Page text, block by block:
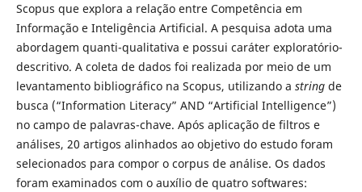
Scopus que explora a relação entre Competência em
Informação e Inteligência Artificial. A pesquisa adota uma
abordagem quanti-qualitativa e possui caráter exploratório-
descritivo. A coleta de dados foi realizada por meio de um
levantamento bibliográfico na Scopus, utilizando a stringde
busca (“Information Literacy” AND “Artificial Intelligence”)
no campo de palavras-chave. Após aplicação de filtros e
análises, 20 artigos alinhados ao objetivo do estudo foram
selecionados para compor o corpus de análise. Os dados
foram examinados com o auxílio de quatro softwares: